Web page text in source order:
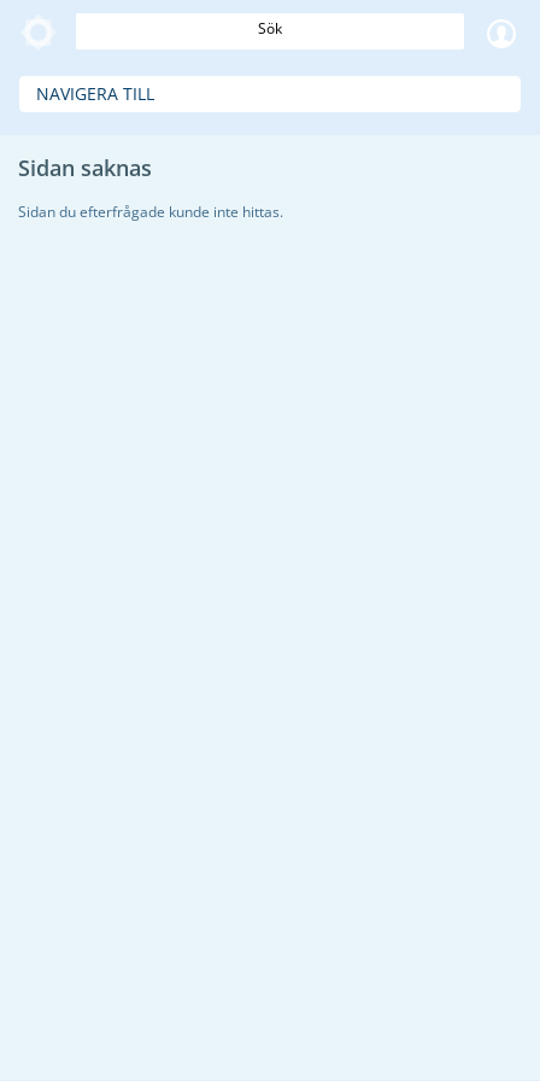
Sök
NAVIGERA TILL
Sidan saknas
Sidan du efterfrågade kunde inte hittas.